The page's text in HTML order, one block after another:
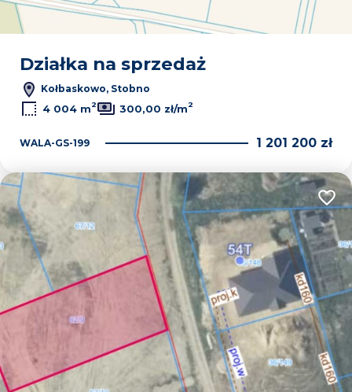
Działka na sprzedaż
Kołbaskowo, Stobno
4 004 m2 300,00 zł/m2
WALA-GS-199 1 201 200 zł